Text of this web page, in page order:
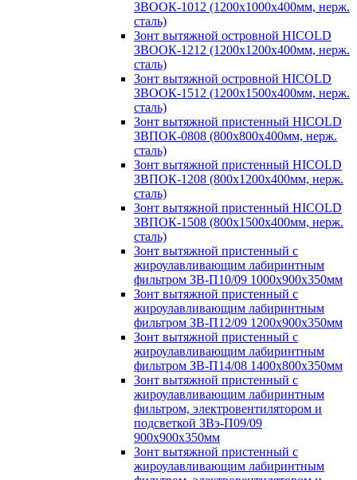
ЗВООК-1012 (1200х1000х400мм, нерж.
сталь)
Зонт вытяжной островной HICOLD
ЗВООК-1212 (1200x1200x400мм, нерж.
сталь)
Зонт вытяжной островной HICOLD
ЗВООК-1512 (1200х1500х400мм, нерж.
сталь)
Зонт вытяжной пристенный HICOLD
ЗВПОК-0808 (800х800х400мм, нерж.
сталь)
Зонт вытяжной пристенный HICOLD
ЗВПОК-1208 (800х1200х400мм, нерж.
сталь)
Зонт вытяжной пристенный HICOLD
ЗВПОК-1508 (800х1500х400мм, нерж.
сталь)
Зонт вытяжной пристенный с
жироулавливающим лабиринтным
фильтром ЗВ-П10/09 1000х900х350мм
Зонт вытяжной пристенный с
жироулавливающим лабиринтным
фильтром ЗВ-П12/09 1200х900х350мм
Зонт вытяжной пристенный с
жироулавливающим лабиринтным
фильтром ЗВ-П14/08 1400х800х350мм
Зонт вытяжной пристенный с
жироулавливающим лабиринтным
фильтром, электровентилятором и
подсветкой ЗВэ-П09/09
900х900х350мм
Зонт вытяжной пристенный с
жироулавливающим лабиринтным